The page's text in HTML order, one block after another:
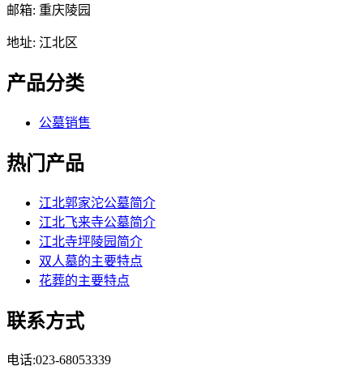
邮箱: 重庆陵园
地址: 江北区
产品分类
公墓销售
热门产品
江北郭家沱公墓简介
江北飞来寺公墓简介
江北寺坪陵园简介
双人墓的主要特点
花葬的主要特点
联系方式
电话:023-68053339